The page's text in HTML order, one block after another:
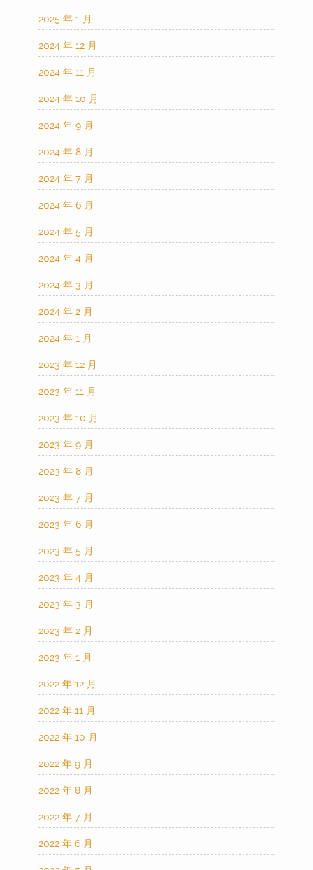
2025 年 1 月
2024 年 12 月
2024 年 11 月
2024 年 10 月
2024 年 9 月
2024 年 8 月
2024 年 7 月
2024 年 6 月
2024 年 5 月
2024 年 4 月
2024 年 3 月
2024 年 2 月
2024 年 1 月
2023 年 12 月
2023 年 11 月
2023 年 10 月
2023 年 9 月
2023 年 8 月
2023 年 7 月
2023 年 6 月
2023 年 5 月
2023 年 4 月
2023 年 3 月
2023 年 2 月
2023 年 1 月
2022 年 12 月
2022 年 11 月
2022 年 10 月
2022 年 9 月
2022 年 8 月
2022 年 7 月
2022 年 6 月